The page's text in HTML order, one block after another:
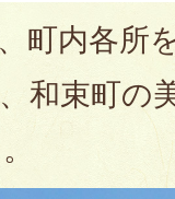
町内各所
和束町の